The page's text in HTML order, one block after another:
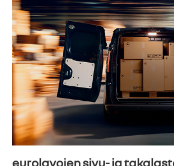
eurolavojen sivu- ja